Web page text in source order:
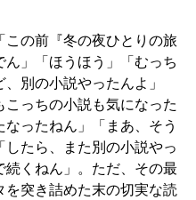
この前『冬の夜ひとりの旅
ん」「ほうほう」「むっち
別の小説やったんよ」
こっちの小説も気になった
ったねん」「まあ、そう
したら、また別の小説やっ
続くねん」。ただ、その最
を突き詰めた末の切実な読